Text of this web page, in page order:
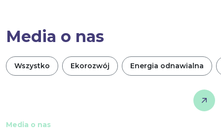
Media o nas
Wszystko Ekorozwój Energia odnawialna
Media o nas